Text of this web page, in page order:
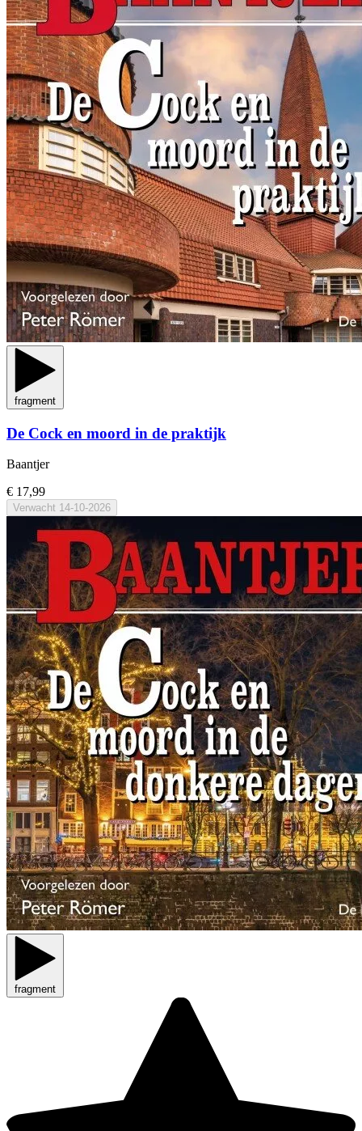
fragment
De Cock en moord in de praktijk
Baantjer
€ 17,99
Verwacht 14-10-2026
fragment